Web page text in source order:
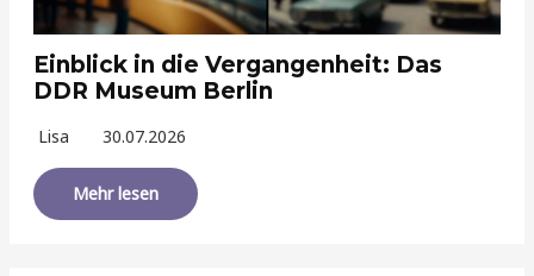
Einblick in die Vergangenheit: Das
DDR Museum Berlin
Lisa 30.07.2026
Mehr lesen